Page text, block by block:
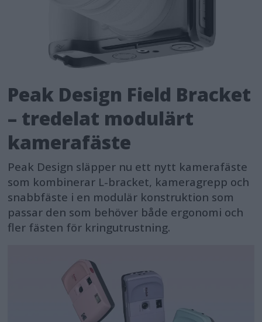
Peak Design Field Bracket
– tredelat modulärt
kamerafäste
Peak Design släpper nu ett nytt kamerafäste
som kombinerar L-bracket, kameragrepp och
snabbfäste i en modulär konstruktion som
passar den som behöver både ergonomi och
fler fästen för kringutrustning.